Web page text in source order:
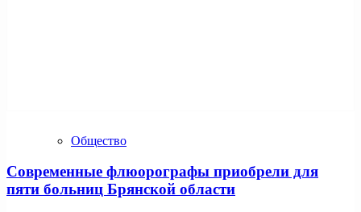
Общество
Современные флюорографы приобрели для
пяти больниц Брянской области